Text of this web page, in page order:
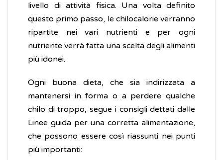
livello di attività fisica. Una volta definito
questo primo passo, le chilocalorie verranno
ripartite nei vari nutrienti e per ogni
nutriente verrà fatta una scelta degli alimenti
più idonei.
Ogni buona dieta, che sia indirizzata a
mantenersi in forma o a perdere qualche
chilo di troppo, segue i consigli dettati dalle
Linee guida per una corretta alimentazione,
che possono essere così riassunti nei punti
più importanti: